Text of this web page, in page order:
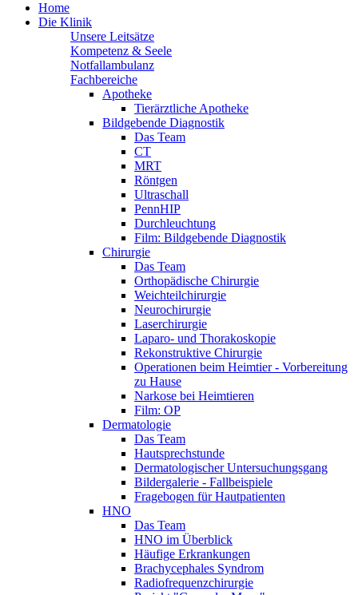
Home
Die Klinik
Unsere Leitsätze
Kompetenz & Seele
Notfallambulanz
Fachbereiche
Apotheke
Tierärztliche Apotheke
Bildgebende Diagnostik
Das Team
CT
MRT
Röntgen
Ultraschall
PennHIP
Durchleuchtung
Film: Bildgebende Diagnostik
Chirurgie
Das Team
Orthopädische Chirurgie
Weichteilchirurgie
Neurochirurgie
Laserchirurgie
Laparo- und Thorakoskopie
Rekonstruktive Chirurgie
Operationen beim Heimtier - Vorbereitung
zu Hause
Narkose bei Heimtieren
Film: OP
Dermatologie
Das Team
Hautsprechstunde
Dermatologischer Untersuchungsgang
Bildergalerie - Fallbeispiele
Fragebogen für Hautpatienten
HNO
Das Team
HNO im Überblick
Häufige Erkrankungen
Brachycephales Syndrom
Radiofrequenzchirurgie